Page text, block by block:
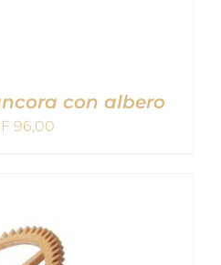
con albero
96,00